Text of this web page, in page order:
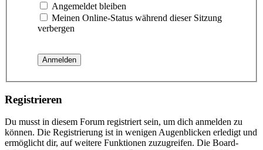
Angemeldet bleiben
Meinen Online-Status während dieser Sitzung
verbergen
Registrieren
Du musst in diesem Forum registriert sein, um dich anmelden zu
können. Die Registrierung ist in wenigen Augenblicken erledigt und
ermöglicht dir, auf weitere Funktionen zuzugreifen. Die Board-